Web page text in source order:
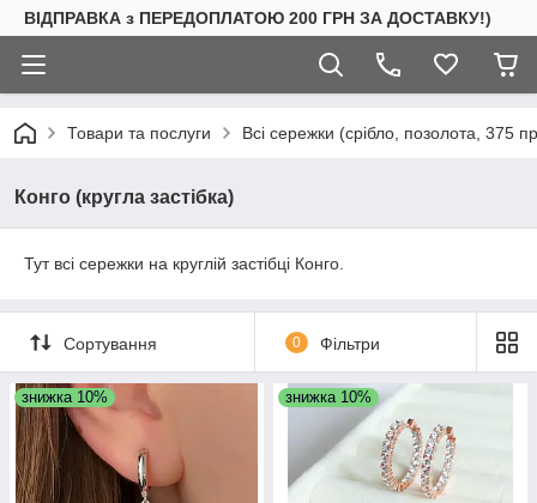
ВІДПРАВКА з ПЕРЕДОПЛАТОЮ 200 ГРН ЗА ДОСТАВКУ!)
Товари та послуги Всі сережки (срібло, позолота, 375
Конго (кругла застібка)
Тут всі сережки на круглій застібці Конго.
Сортування 0 Фільтри
знижка 10% знижка 10%